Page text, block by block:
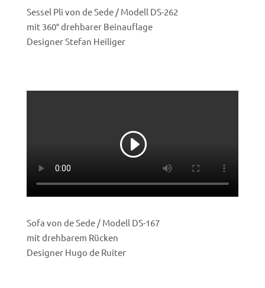
Sessel Pli von de Sede / Modell DS-262
mit 360°drehbarer Beinauflage
Designer Stefan Heiliger
Sofa von de Sede / Modell DS-167
mit drehbarem Rücken
Designer Hugo de Ruiter